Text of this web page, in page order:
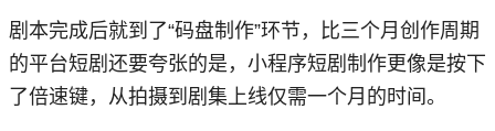
剧本完成后就到了“码盘制作”环节，比三个月创作周期
的平台短剧还要夸张的是，小程序短剧制作更像是按下
了倍速键，从拍摄到剧集上线仅需一个月的时间。